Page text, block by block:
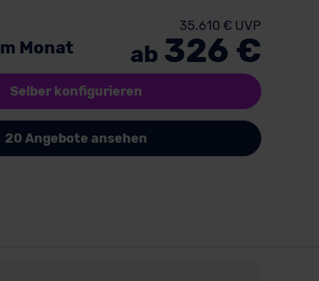
Monat
35.610 € UVP
ab 326 €
Selber konfigurieren
20 Angebote ansehen